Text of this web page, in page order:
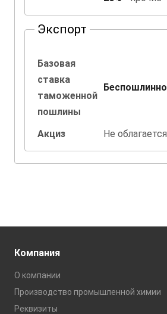
Экспорт
Базовая
ставка
таможенной
пошлины
Беспошлинно
Акциз Не облагается
Компания
О компании
Производство промышленной химии
Реквизиты